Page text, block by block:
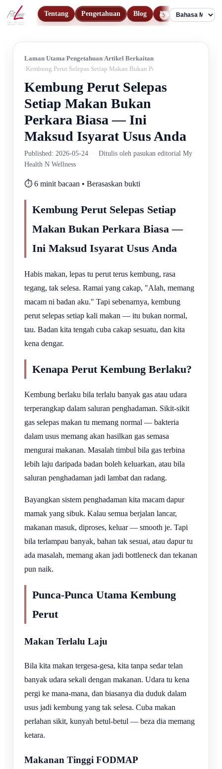
Tentang Pengetahuan Blog Lihat Produk
Language
Laman Utama Pengetahuan Artikel Berkaitan
Kembung Perut Selepas Setiap Makan Bukan Perkara Biasa — Ini
Kembung Perut Selepas
Setiap Makan Bukan
Perkara Biasa — Ini
Maksud Isyarat Usus Anda
Published: 2026-05-24 ·
Ditulis oleh pasukan editorial My
Health N Wellness
⏱️ 6 minit bacaan • Berasaskan bukti
Kembung Perut Selepas Setiap
Makan Bukan Perkara Biasa —
Ini Maksud Isyarat Usus Anda
Habis makan, lepas tu perut terus kembung, rasa
tegang, tak selesa. Ramai yang cakap, "Alah, memang
macam ni badan aku." Tapi sebenarnya, kembung
perut selepas setiap kali makan — itu bukan normal,
tau. Badan kita tengah cuba cakap sesuatu, dan kita
kena dengar.
Kenapa Perut Kembung Berlaku?
Kembung berlaku bila terlalu banyak gas atau udara
terperangkap dalam saluran penghadaman. Sikit-sikit
gas selepas makan tu memang normal — bakteria
dalam usus memang akan hasilkan gas semasa
mengurai makanan. Masalah timbul bila gas terbina
lebih laju daripada badan boleh keluarkan, atau bila
saluran penghadaman jadi lambat dan radang.
Bayangkan sistem penghadaman kita macam dapur
mamak yang sibuk. Kalau semua berjalan lancar,
makanan masuk, diproses, keluar — smooth je. Tapi
bila terlampau banyak, bahan tak sesuai, atau dapur tu
ada masalah, memang akan jadi bottleneck dan tekanan
pun naik.
Punca-Punca Utama Kembung
Perut
Makan Terlalu Laju
Bila kita makan tergesa-gesa, kita tanpa sedar telan
banyak udara sekali dengan makanan. Udara tu kena
pergi ke mana-mana, dan biasanya dia duduk dalam
usus jadi kembung yang tak selesa. Cuba makan
perlahan sikit, kunyah betul-betul — beza dia memang
ketara.
Makanan Tinggi FODMAP